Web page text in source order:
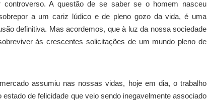
A questão de se saber se o homem nasceu
a um cariz lúdico e de pleno gozo da vida, é uma
definitiva. Mas acordemos, que à luz da nossa sociedade
às crescentes solicitações de um mundo pleno de
assumiu nas nossas vidas, hoje em dia, o trabalho
de felicidade que veio sendo inegavelmente associado